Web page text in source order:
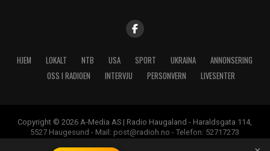
HJEM LOKALT NTB USA SPORT UKRAINA
ANNONSERING
OSS I RADIOEN
INTERVJU PERSONVERN LIVESENTER
Copyright © 2026 A-Media AS | Radio Haugaland - Haraldsgata 114,
5527 Haugesund - Mail: post@radioh.no - Telefon: 52717273